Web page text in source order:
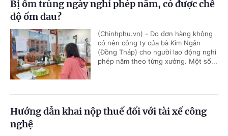
Bị ốm trùng ngày nghỉ phép năm, có được chế
độ ốm đau?
(Chinhphu.vn) - Do đơn hàng không
có nên công ty của bà Kim Ngân
(Đồng Tháp) cho người lao động nghỉ
phép năm theo từng xưởng. Một số...
Hướng dẫn khai nộp thuế đối với tài xế công
nghệ